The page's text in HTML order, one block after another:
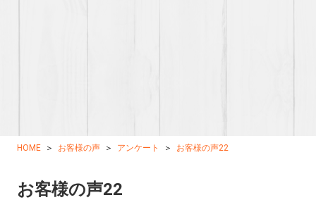
HOME お客様の声 アンケート お客様の声22
お客様の声22